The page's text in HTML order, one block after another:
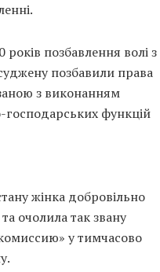
позбавлення волі з
позбавили права
з виконанням
господарських функцій
жінка добровільно
очолила так звану
у тимчасово